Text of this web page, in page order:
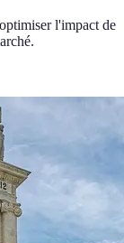
l'impact de